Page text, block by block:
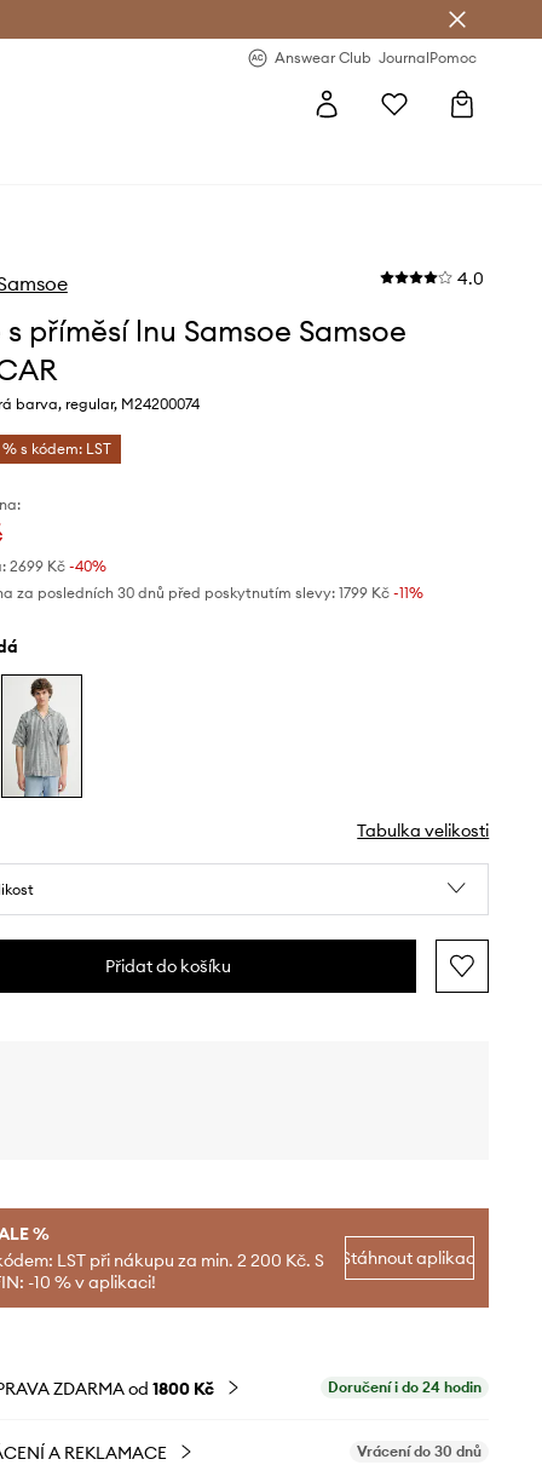
Answear Club JournalPomoc
4.0
s příměsí lnu Samsoe Samsoe
barva, regular, M24200074
s kódem: LST
2699 Kč-40%
za posledních 30 dnů před poskytnutím slevy: 1799 Kč -11%
Tabulka velikosti
Přidat do košíku
%
LST při nákupu za min. 2 200 Kč. S
-10 % v aplikaci!
Stáhnout aplikaci
ZDARMA od 1800 Kč Doručení i do 24 hodin
A REKLAMACE Vrácení do 30 dnů